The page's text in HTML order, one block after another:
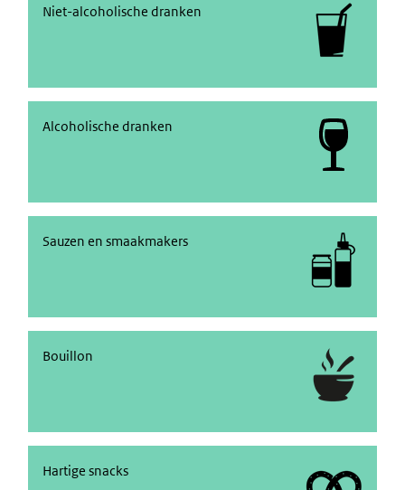
Niet-alcoholische dranken
Niet-alcoholische dranken
alcoholische dranken
Alcoholische dranken
Kruiden en sauzen
Sauzen en smaakmakers
Bouillon en soep
Bouillon
hartige snacks
Hartige snacks